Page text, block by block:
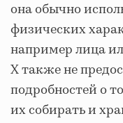
она обычно
физических
например лица
X также не
подробностей о
их собирать и